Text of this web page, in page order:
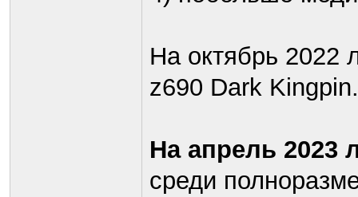
На октябрь 2022
z690 Dark Kingpin.
На апрель 2023
среди